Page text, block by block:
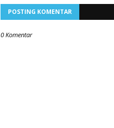
POSTING KOMENTAR
0 Komentar